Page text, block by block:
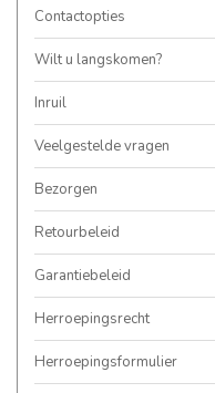
Contactopties
Wilt u langskomen?
Inruil
Veelgestelde vragen
Bezorgen
Retourbeleid
Garantiebeleid
Herroepingsrecht
Herroepingsformulier